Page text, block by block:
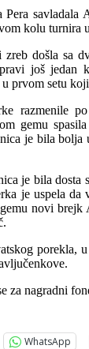
Pera savladala
kolu turnira
došla sa
još jedan
prvom setu
razmenile
gemu
je bila bolja
je bila dosta
je uspela
novi
porekla,
za nagradni
WhatsApp